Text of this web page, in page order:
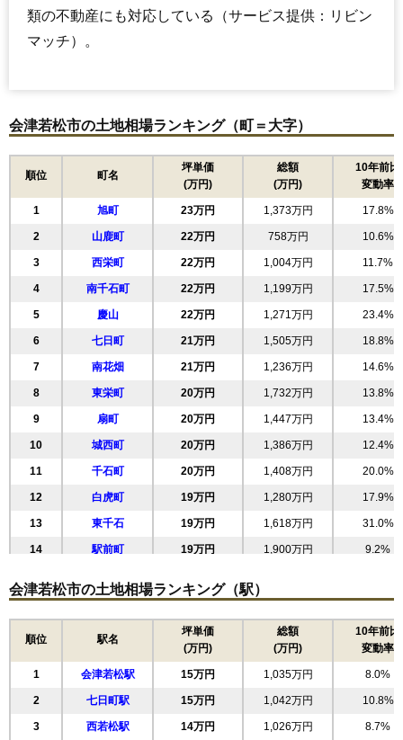
類の不動産にも対応している（サービス提供：リビン
マッチ）。
会津若松市の土地相場ランキング（町＝大字）
順位 町名
坪単価
(万円)
総額
(万円)
10年前比
変動率
1 旭町 23万円 1,373万円 17.8%
2 山鹿町 22万円 758万円 10.6%
3 西栄町 22万円 1,004万円 11.7%
4 南千石町 22万円 1,199万円 17.5%
5 慶山 22万円 1,271万円 23.4%
6 七日町 21万円 1,505万円 18.8%
7 南花畑 21万円 1,236万円 14.6%
8 東栄町 20万円 1,732万円 13.8%
9 扇町 20万円 1,447万円 13.4%
10 城西町 20万円 1,386万円 12.4%
11 千石町 20万円 1,408万円 20.0%
12 白虎町 19万円 1,280万円 17.9%
13 東千石 19万円 1,618万円 31.0%
14 駅前町 19万円 1,900万円 9.2%
16 和田 19万円 1,114万円 15.8%
18万円 1,470万円 8.9%
18万円 982万円 14.1%
19 桜町 18万円 1,015万円 16.6%
20 行仁町 18万円 1,276万円 9.7%
21 相生町 18万円 1,399万円 10.7%
会津若松市の土地相場ランキング（駅）
順位 駅名
坪単価
(万円)
総額
(万円)
10年前比
変動率
1 会津若松駅 15万円 1,035万円 8.0%
2 七日町駅 15万円 1,042万円 10.8%
3 西若松駅 14万円 1,026万円 8.7%